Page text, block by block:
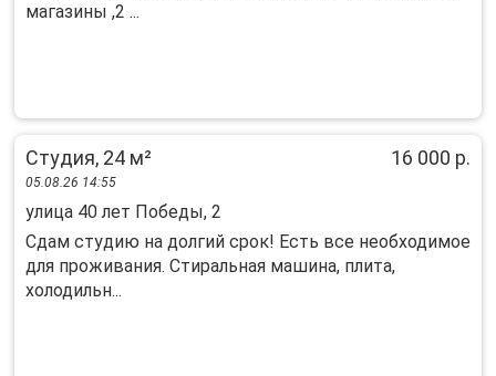
магазины ,2 ...
Студия, 24 м² 16 000 р.
05.08.26 14:55
улица 40 лет Победы, 2
Сдам студию на долгий срок! Есть все необходимое
для проживания. Стиральная машина, плита,
холодильн...